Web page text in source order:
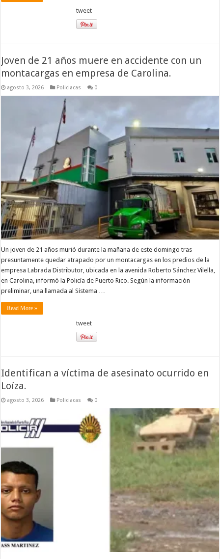
tweet
Joven de 21 años muere en accidente con un
montacargas en empresa de Carolina.
agosto 3, 2026 Policiacas 0
Un joven de 21 años murió durante la mañana de este domingo tras
presuntamente quedar atrapado por un montacargas en los predios de la
empresa Labrada Distributor, ubicada en la avenida Roberto Sánchez Vilella,
en Carolina, informó la Policía de Puerto Rico. Según la información
preliminar, una llamada al Sistema …
Read More »
tweet
Identifican a víctima de asesinato ocurrido en
Loíza.
agosto 3, 2026 Policiacas 0